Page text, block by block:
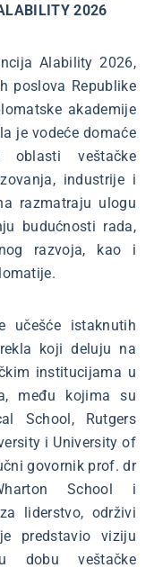
2026
Alability 2026,
poslova Republike
akademije
je vodeće domaće
oblasti veštačke
industrije i
razmatraju ulogu
budućnosti rada,
razvoja, kao i
učešće istaknutih
koji deluju na
institucijama u
među kojima su
School, Rutgers
i University of
govornik prof. dr
School i
liderstvo, održivi
predstavio viziju
dobu veštačke